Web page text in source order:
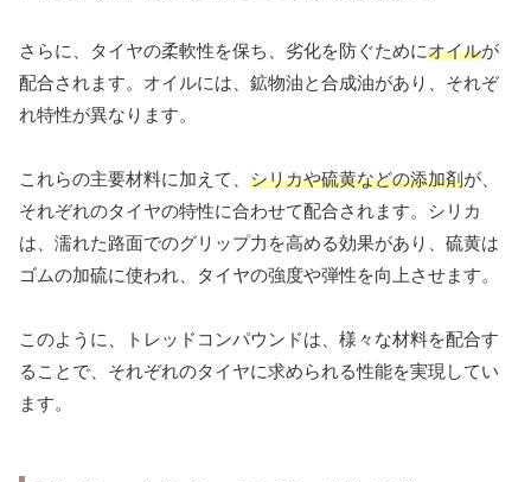
さらに、タイヤの柔軟性を保ち、劣化を防ぐためにオイルが
配合されます。オイルには、鉱物油と合成油があり、それぞ
れ特性が異なります。
これらの主要材料に加えて、 シリカや硫黄などの添加剤が、
それぞれのタイヤの特性に合わせて配合されます。シリカ
は、濡れた路面でのグリップ力を高める効果があり、硫黄は
ゴムの加硫に使われ、タイヤの強度や弾性を向上させます。
このように、トレッドコンパウンドは、様々な材料を配合す
ることで、それぞれのタイヤに求められる性能を実現してい
ます。